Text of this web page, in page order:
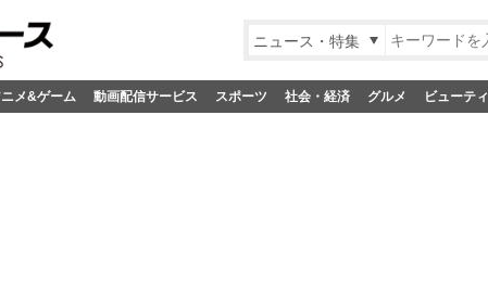
ニュース・特集
メ&ゲーム 動画配信サービス スポーツ 社会・経済 グルメ ビューティ